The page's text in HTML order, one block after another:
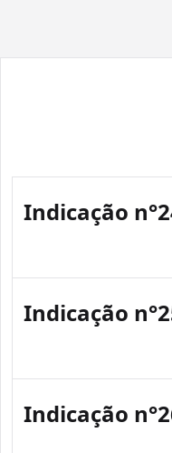
Indicação
Indicação
Indicação